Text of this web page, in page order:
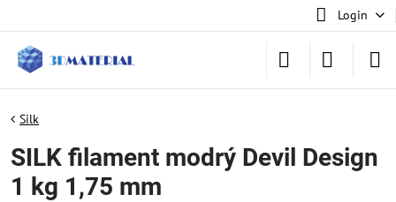
Login
Silk
SILK filament modrý Devil Design
1 kg 1,75 mm